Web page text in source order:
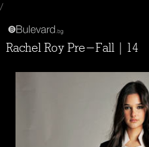
/
Rachel Roy Pre-Fall | 14